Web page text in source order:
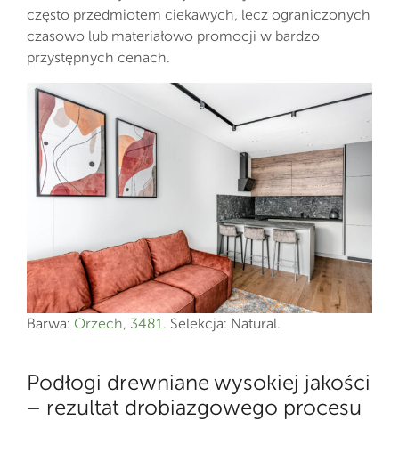
często przedmiotem ciekawych, lecz ograniczonych
czasowo lub materiałowo promocji w bardzo
przystępnych cenach.
Barwa: Orzech, 3481. Selekcja: Natural.
Podłogi drewniane wysokiej jakości
– rezultat drobiazgowego procesu